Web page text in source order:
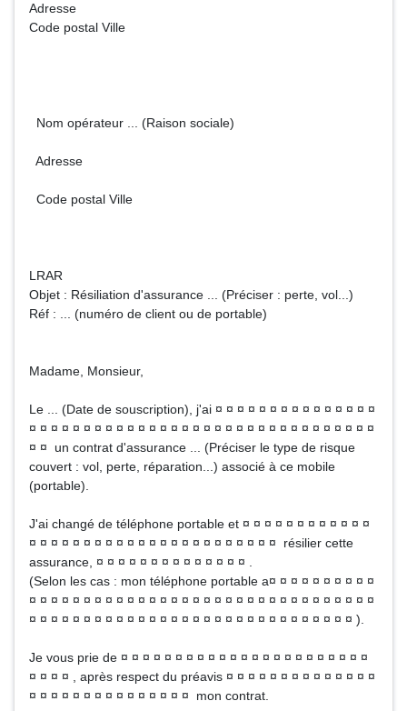
Adresse
Code postal Ville
Nom opérateur ... (Raison sociale)
Adresse
Code postal Ville
LRAR
Objet : Résiliation d'assurance ... (Préciser : perte, vol...)
Réf : ... (numéro de client ou de portable)
Madame, Monsieur,
Le ... (Date de souscription), j'ai ¤ ¤ ¤ ¤ ¤ ¤ ¤ ¤ ¤ ¤ ¤ ¤ ¤ ¤ ¤
¤ ¤ ¤ ¤ ¤ ¤ ¤ ¤ ¤ ¤ ¤ ¤ ¤ ¤ ¤ ¤ ¤ ¤ ¤ ¤ ¤ ¤ ¤ ¤ ¤ ¤ ¤ ¤ ¤ ¤ ¤ ¤
¤ ¤ un contrat d'assurance ... (Préciser le type de risque
couvert : vol, perte, réparation...) associé à ce mobile
(portable).
J'ai changé de téléphone portable et ¤ ¤ ¤ ¤ ¤ ¤ ¤ ¤ ¤ ¤ ¤ ¤
¤ ¤ ¤ ¤ ¤ ¤ ¤ ¤ ¤ ¤ ¤ ¤ ¤ ¤ ¤ ¤ ¤ ¤ ¤ ¤ ¤ ¤ ¤ résilier cette
assurance, ¤ ¤ ¤ ¤ ¤ ¤ ¤ ¤ ¤ ¤ ¤ ¤ ¤ ¤ .
(Selon les cas : mon téléphone portable a¤ ¤ ¤ ¤ ¤ ¤ ¤ ¤ ¤ ¤
¤ ¤ ¤ ¤ ¤ ¤ ¤ ¤ ¤ ¤ ¤ ¤ ¤ ¤ ¤ ¤ ¤ ¤ ¤ ¤ ¤ ¤ ¤ ¤ ¤ ¤ ¤ ¤ ¤ ¤ ¤ ¤
¤ ¤ ¤ ¤ ¤ ¤ ¤ ¤ ¤ ¤ ¤ ¤ ¤ ¤ ¤ ¤ ¤ ¤ ¤ ¤ ¤ ¤ ¤ ¤ ¤ ¤ ¤ ¤ ¤ ¤ ).
Je vous prie de ¤ ¤ ¤ ¤ ¤ ¤ ¤ ¤ ¤ ¤ ¤ ¤ ¤ ¤ ¤ ¤ ¤ ¤ ¤ ¤ ¤ ¤ ¤
¤ ¤ ¤ ¤ , après respect du préavis ¤ ¤ ¤ ¤ ¤ ¤ ¤ ¤ ¤ ¤ ¤ ¤ ¤ ¤
¤ ¤ ¤ ¤ ¤ ¤ ¤ ¤ ¤ ¤ ¤ ¤ ¤ ¤ ¤ mon contrat.